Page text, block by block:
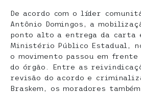
De acordo com o líder
Antônio Domingos, a
ponto alto a entrega da carta
Ministério Público Estadual,
o movimento passou em
do órgão. Entre as
revisão do acordo e
Braskem, os moradores